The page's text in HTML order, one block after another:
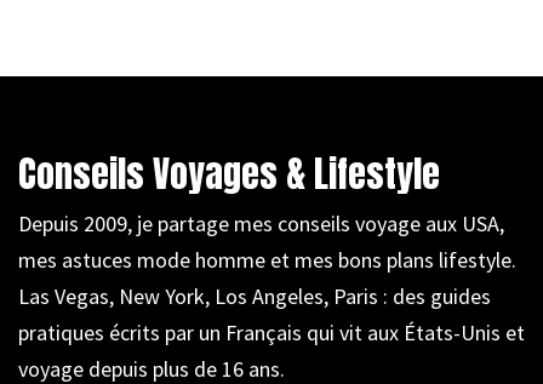
Conseils Voyages & Lifestyle
Depuis 2009, je partage mes conseils voyage aux USA,
mes astuces mode homme et mes bons plans lifestyle.
Las Vegas, New York, Los Angeles, Paris : des guides
pratiques écrits par un Français qui vit aux États-Unis et
voyage depuis plus de 16 ans.